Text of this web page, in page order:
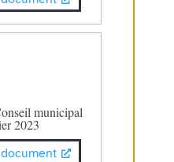
municipal
2023